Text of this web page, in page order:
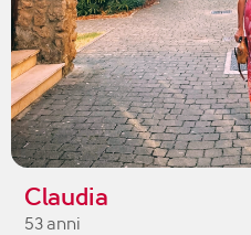
Claudia
53 anni